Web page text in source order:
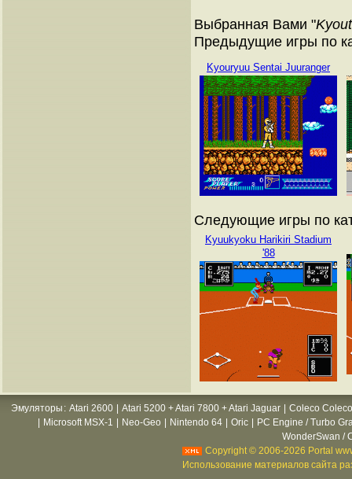
Выбранная Вами "
Предыдущие игры по
Kyouryuu Sentai Juuranger
Следующие игры по
Kyuukyoku Harikiri Stadium
'88
Эмуляторы : Atari 2600 Atari 5200 + Atari 7800 + Atari Jaguar
Coleco
Microsoft MSX-1 Neo-Geo Nintendo 64 Oric
PC Engine / Turbo
WonderSwan /
Copyright © 2006-2026 Portal
Использование материалов сайта